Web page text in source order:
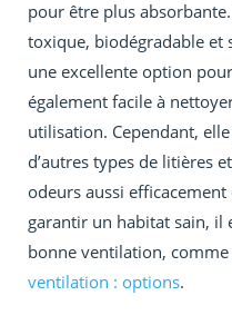
pour être plus
toxique, biodégradable et
une excellente option
également facile à
utilisation. Cependant,
d’autres types de litières
odeurs aussi
garantir un habitat sain,
bonne ventilation,
ventilation : options.